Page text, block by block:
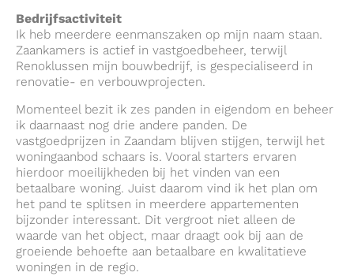
Bedrijfsactiviteit
Ik heb meerdere eenmanszaken op mijn naam staan.
Zaankamers is actief in vastgoedbeheer, terwijl
Renoklussen mijn bouwbedrijf, is gespecialiseerd in
renovatie- en verbouwprojecten.
Momenteel bezit ik zes panden in eigendom en beheer
ik daarnaast nog drie andere panden. De
vastgoedprijzen in Zaandam blijven stijgen, terwijl het
woningaanbod schaars is. Vooral starters ervaren
hierdoor moeilijkheden bij het vinden van een
betaalbare woning. Juist daarom vind ik het plan om
het pand te splitsen in meerdere appartementen
bijzonder interessant. Dit vergroot niet alleen de
waarde van het object, maar draagt ook bij aan de
groeiende behoefte aan betaalbare en kwalitatieve
woningen in de regio.